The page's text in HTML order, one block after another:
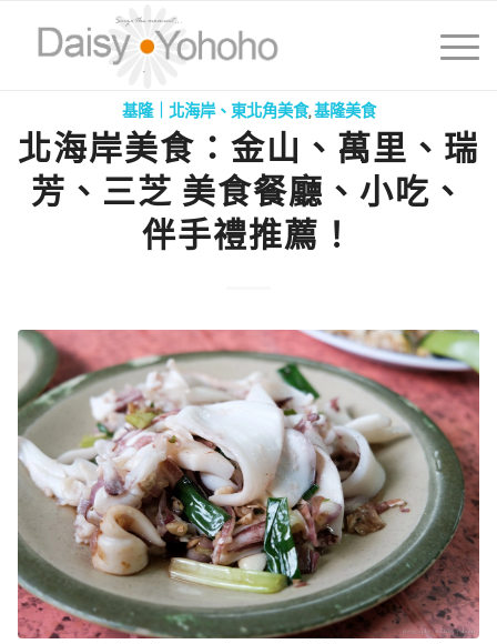
基隆｜北海岸、東北角美食,基隆美食
北海岸美食：金山、萬里、瑞
芳、三芝 美食餐廳、小吃、
伴手禮推薦！